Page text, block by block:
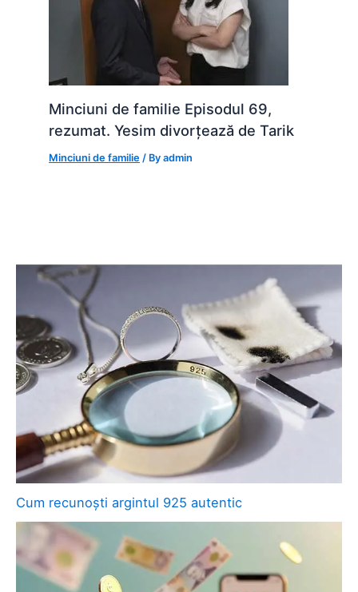
Minciuni de familie Episodul 69,
rezumat. Yesim divorțează de Tarik
Minciuni de familie / Byadmin
Cum recunoști argintul 925 autentic